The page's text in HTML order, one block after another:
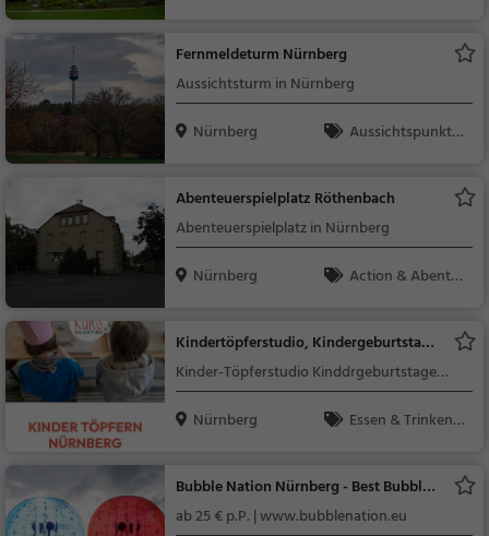
Fernmeldeturm Nürnberg
Aussichtsturm in Nürnberg
Nürnberg
Aussichtspunkt, F
Abenteuerspielplatz Röthenbach
Abenteuerspielplatz in Nürnberg
Nürnberg
Action & Abente
Kindertöpferstudio, Kindergeburtstag
Nürnberg
Kinder-Töpferstudio Kinddrgeburtstage
Nürnberg
Nürnberg
Essen & Trinken,
ges
Bubble Nation Nürnberg - Best Bubble
Soccer Events
ab 25 € p.P. | www.bubblenation.eu